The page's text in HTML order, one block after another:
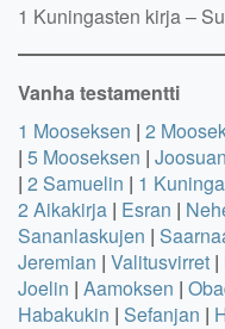
1 Kuningasten kirja –
Vanha testamentti
1 Mooseksen | 2
| 5 Mooseksen | Joosuan
| 2 Samuelin | 1
2 Aikakirja | Esran |
Sananlaskujen |
Jeremian | Valitusvirret |
Joelin | Aamoksen |
Habakukin | Sefanjan |